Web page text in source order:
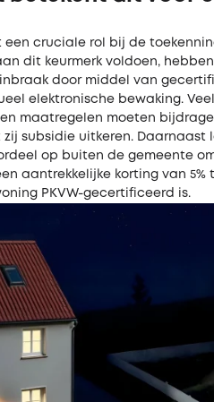
een cruciale rol bij de
dit keurmerk voldoen, hebben
door middel van
elektronische bewaking. Veel
maatregelen moeten
subsidie uitkeren. Daarnaast
op buiten de gemeente
aantrekkelijke korting van 5%
PKVW-gecertificeerd is.